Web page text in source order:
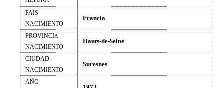
PAIS
NACIMIENTO
Francia
PROVINCIA
NACIMIENTO
Hauts-de-Seine
CIUDAD
NACIMIENTO
Suresnes
AÑO